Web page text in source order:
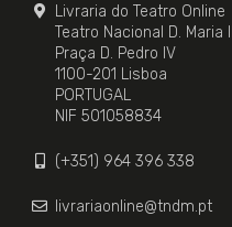
Livraria do Teatro Online
Teatro Nacional D. Maria II
Praça D. Pedro IV
1100-201 Lisboa
PORTUGAL
NIF 501058834
(+351) 964 396 338
livrariaonline@tndm.pt